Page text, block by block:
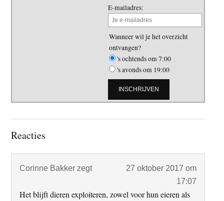
E-mailadres:
Wanneer wil je het overzicht
ontvangen?
's ochtends om 7:00
's avonds om 19:00
Lees
Reacties
Corinne Bakker zegt
27 oktober 2017 om
17:07
Het blijft dieren exploiteren, zowel voor hun eieren als